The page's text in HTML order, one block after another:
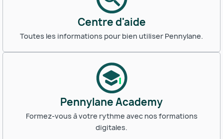
Centre d'aide
Toutes les informations pour bien utiliser Pennylane.
Pennylane Academy
Formez-vous à votre rythme avec nos formations
digitales.